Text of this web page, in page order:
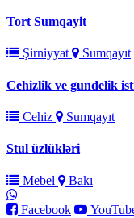
Tort Sumqayit
Şirniyyat Sumqayıt
Cehizlik ve gundelik
Cehiz Sumqayıt
Stul üzlükləri
Mebel Bakı
Facebook